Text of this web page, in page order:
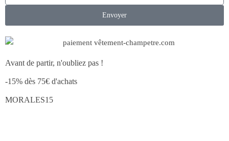
Envoyer
Avant de partir, n'oubliez pas !
-15% dès 75€ d'achats
MORALES15